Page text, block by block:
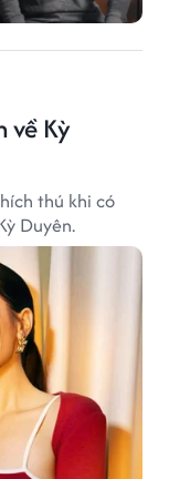
về Kỳ
thú khi có
Duyên.